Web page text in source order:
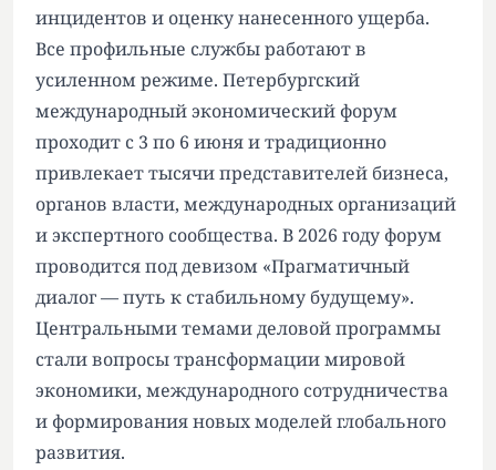
инцидентов и оценку нанесенного ущерба.
Все профильные службы работают в
усиленном режиме. Петербургский
международный экономический форум
проходит с 3 по 6 июня и традиционно
привлекает тысячи представителей бизнеса,
органов власти, международных организаций
и экспертного сообщества. В 2026 году форум
проводится под девизом «Прагматичный
диалог — путь к стабильному будущему».
Центральными темами деловой программы
стали вопросы трансформации мировой
экономики, международного сотрудничества
и формирования новых моделей глобального
развития.